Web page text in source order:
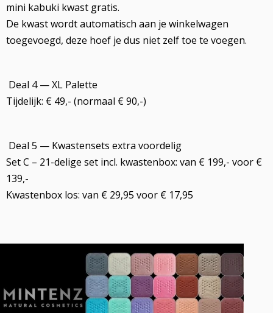
mini kabuki kwast gratis.
De kwast wordt automatisch aan je winkelwagen
toegevoegd, deze hoef je dus niet zelf toe te voegen.
Deal 4 — XL Palette
Tijdelijk: € 49,- (normaal € 90,-)
Deal 5 — Kwastensets extra voordelig
Set C – 21-delige set incl. kwastenbox: van € 199,- voor €
139,-
Kwastenbox los: van € 29,95 voor € 17,95